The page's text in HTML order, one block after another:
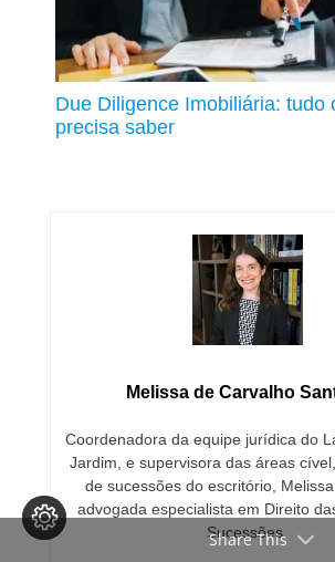
Due Diligence Imobiliária: tudo
precisa saber
Melissa de Carvalho
Coordenadora da equipe jurídica do
Jardim, e supervisora das áreas
de sucessões do escritório,
advogada especialista em Direito
Sucessões.
Share This